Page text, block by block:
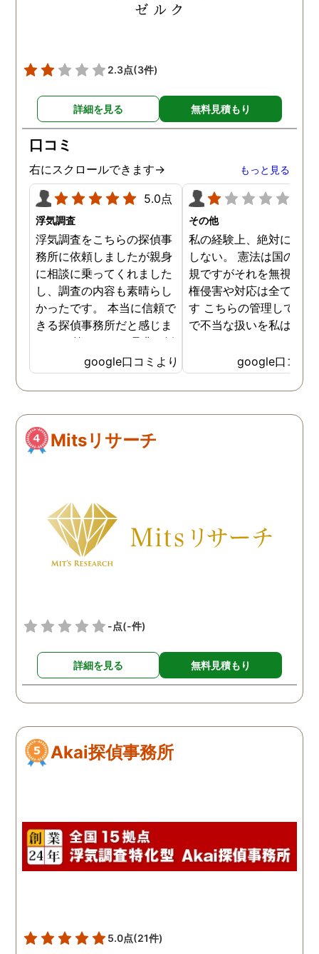
士同様にサポートをお願い
2.3点(3件)
詳細を見る 無料見積もり
口コミ
右にスクロールできます→ もっと見る
5.0点
浮気調査
浮気調査をこちらの探偵事
務所に依頼しましたが親身
に相談に乗ってくれました
し、調査の内容も素晴らし
かったです。 本当に信頼で
きる探偵事務所だと感じま
した。 皆さんにも是非お勧
めしたいと思います。
google口コミより
その他
私の経験上、絶対にお勧
しない。 憲法は国の最
規ですがそれを無視した
権侵害や対応は全て違法
す こちらの管理してい
で不当な扱いを私は受け
google口コミ
Mitsリサーチ
-点(-件)
詳細を見る 無料見積もり
Akai探偵事務所
5.0点(21件)